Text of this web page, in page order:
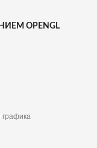
OPENGL
графика